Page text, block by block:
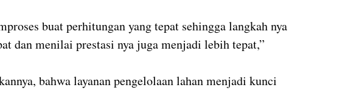
buat perhitungan yang tepat sehingga langkah nya
dan menilai prestasi nya juga menjadi lebih tepat,”
bahwa layanan pengelolaan lahan menjadi kunci